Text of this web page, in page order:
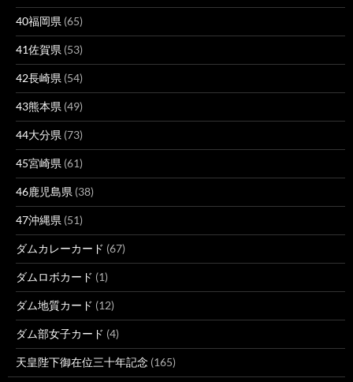
40福岡県 (65)
41佐賀県 (53)
42長崎県 (54)
43熊本県 (49)
44大分県 (73)
45宮崎県 (61)
46鹿児島県 (38)
47沖縄県 (51)
ダムカレーカード (67)
ダムロボカード (1)
ダム地質カード (12)
ダム部女子カード (4)
天皇陛下御在位三十年記念 (165)